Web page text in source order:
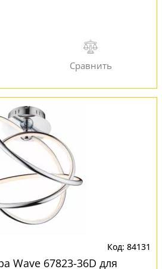
84131
Wave 67823-36D для